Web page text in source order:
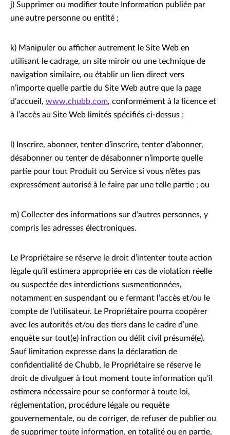
j) Supprimer ou modifier toute Information publiée par
une autre personne ou entité ;
k) Manipuler ou afficher autrement le Site Web en
utilisant le cadrage, un site miroir ou une technique de
navigation similaire, ou établir un lien direct vers
n’importe quelle partie du Site Web autre que la page
d’accueil, www.chubb.com, conformément à la licence et
à l’accès au Site Web limités spécifiés ci-dessus ;
l) Inscrire, abonner, tenter d’inscrire, tenter d’abonner,
désabonner ou tenter de désabonner n’importe quelle
partie pour tout Produit ou Service si vous n’êtes pas
expressément autorisé à le faire par une telle partie ; ou
m) Collecter des informations sur d’autres personnes, y
compris les adresses électroniques.
Le Propriétaire se réserve le droit d’intenter toute action
légale qu’il estimera appropriée en cas de violation réelle
ou suspectée des interdictions susmentionnées,
notamment en suspendant ou e fermant l’accès et/ou le
compte de l’utilisateur. Le Propriétaire pourra coopérer
avec les autorités et/ou des tiers dans le cadre d’une
enquête sur tout(e) infraction ou délit civil présumé(e).
Sauf limitation expresse dans la déclaration de
confidentialité de Chubb, le Propriétaire se réserve le
droit de divulguer à tout moment toute information qu’il
estimera nécessaire pour se conformer à toute loi,
réglementation, procédure légale ou requête
gouvernementale, ou de corriger, de refuser de publier ou
de supprimer toute information, en totalité ou en partie,